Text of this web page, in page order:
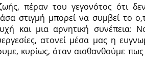
πέραν του γεγονότος ότι δεν
στιγμή μπορεί να συμβεί το
και μια αρνητική συνέπεια:
ατονεί μέσα μας η
κυρίως, όταν αισθανθούμε πως